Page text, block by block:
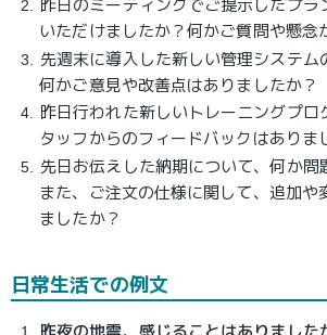
昨日のミーティングでご提示したプラ
いただけましたか？何かご質問や懸念
先週末に導入した新しい管理システム
何かご意見や改善点はありましたか？
昨日行われた新しいトレーニングプロ
タッフからのフィードバックはありま
先日お伝えした納期について、何か問
また、ご注文の仕様に関して、追加や
ましたか？
日常生活での例文